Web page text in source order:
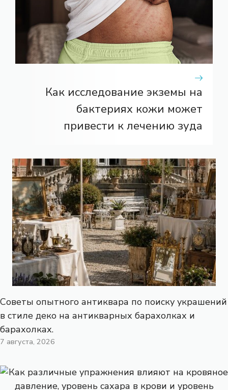
Как исследование экземы на
бактериях кожи может
привести к лечению зуда
Советы опытного антиквара по поиску украшений
в стиле деко на антикварных барахолках и
барахолках.
7 августа, 2026